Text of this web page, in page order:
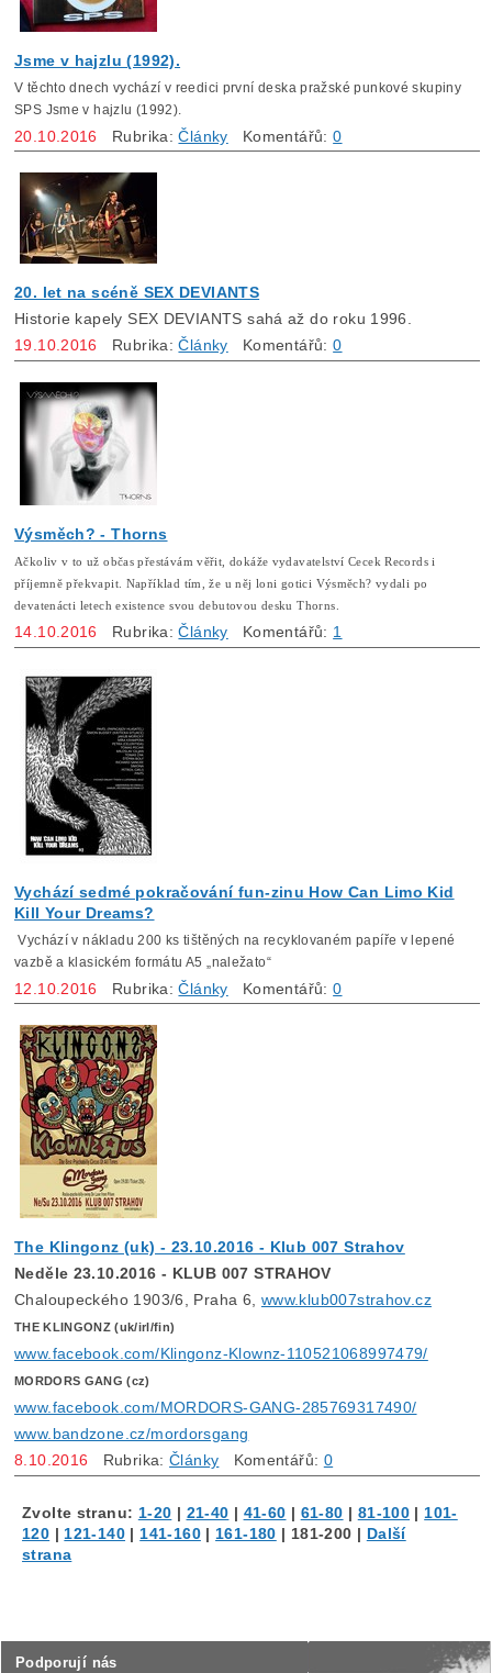
Podporují nás
Jsme v hajzlu (1992).
V těchto dnech vychází v reedici první deska pražské punkové skupiny
SPS Jsme v hajzlu (1992).
20.10.2016 Rubrika:Články Komentářů:0
20. let na scéně SEX DEVIANTS
Historie kapely SEX DEVIANTS sahá až do roku 1996.
19.10.2016
Rubrika:Články Komentářů:0
Výsměch? - Thorns
Ačkoliv v to už občas přestávám věřit, dokáže vydavatelství Cecek Records i
příjemně překvapit. Například tím, že u něj loni gotici Výsměch? vydali po
devatenácti letech existence svou debutovou desku Thorns.
14.10.2016 Rubrika:Články Komentářů: 1
Vychází sedmé pokračování fun-zinu How Can Limo Kid
Kill Your Dreams?
Vychází v nákladu 200 ks tištěných na recyklovaném papíře v lepené
vazbě a klasickém formátu A5 „naležato“
12.10.2016 Rubrika:Články Komentářů:0
The Klingonz (uk) - 23.10.2016 - Klub 007 Strahov
Neděle 23.10.2016 - KLUB 007 STRAHOV
Chaloupeckého 1903/6, Praha 6, www.klub007strahov.cz
THE KLINGONZ (uk/irl/fin)
www.facebook.com/Klingonz-Klownz-110521068997479/
MORDORS GANG (cz)
www.facebook.com/MORDORS-GANG-285769317490/
www.bandzone.cz/mordorsgang
8.10.2016 Rubrika:Články Komentářů: 0
Zvolte stranu: 1-20 | 21-40 | 41-60 | 61-80 | 81-100 | 101-
120 | 121-140 | 141-160| 161-180 | 181-200 | Další
strana